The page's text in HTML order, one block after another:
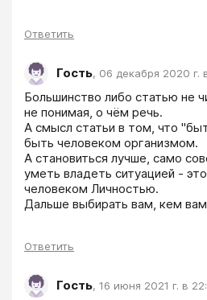
Ответить
Гость, 06 декабря 2020 г.
Большинство либо статью не
не понимая, о чём речь.
А смысл статьи в том, что
быть человеком организмом.
А становиться лучше, само
уметь владеть ситуацией -
человеком Личностью.
Дальше выбирать вам, кем
Ответить
Гость, 16 июня 2021 г. в